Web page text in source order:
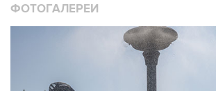
ФОТОГАЛЕРЕИ